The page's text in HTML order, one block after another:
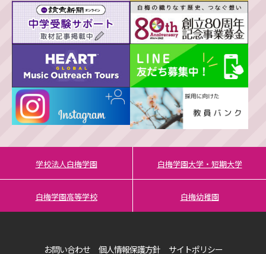
学校法人白梅学園 白梅学園大学・短期大学
白梅学園高等学校 白梅幼稚園
お問い合わせ 個人情報保護方針 サイトポリシー